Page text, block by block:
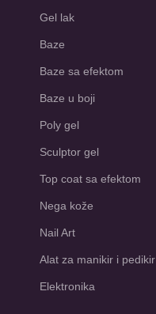
Gel lak
Baze
Baze sa efektom
Baze u boji
Poly gel
Sculptor gel
Top coat sa efektom
Nega kože
Nail Art
Alat za manikir i pedikir
Elektronika